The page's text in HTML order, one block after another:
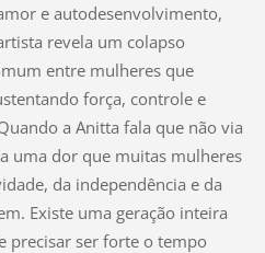
e autodesenvolvimento,
revela um colapso
entre mulheres que
força, controle e
a Anitta fala que não via
uma dor que muitas mulheres
da independência e da
Existe uma geração inteira
precisar ser forte o tempo